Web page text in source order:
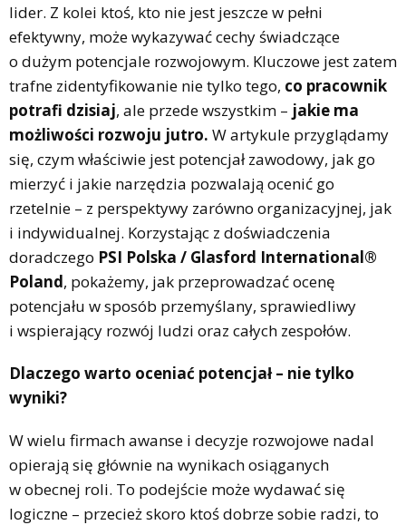
lider. Z kolei ktoś, kto nie jest jeszcze w pełni
efektywny, może wykazywać cechy świadczące
o dużym potencjale rozwojowym. Kluczowe jest zatem
trafne zidentyfikowanie nie tylko tego, co pracownik
potrafi dzisiaj, ale przede wszystkim – jakie ma
możliwości rozwoju jutro. W artykule przyglądamy
się, czym właściwie jest potencjał zawodowy, jak go
mierzyć i jakie narzędzia pozwalają ocenić go
rzetelnie – z perspektywy zarówno organizacyjnej, jak
i indywidualnej. Korzystając z doświadczenia
doradczego PSI Polska / Glasford International®
Poland, pokażemy, jak przeprowadzać ocenę
potencjału w sposób przemyślany, sprawiedliwy
i wspierający rozwój ludzi oraz całych zespołów.
Dlaczego warto oceniać potencjał – nie tylko
wyniki?
W wielu firmach awanse i decyzje rozwojowe nadal
opierają się głównie na wynikach osiąganych
w obecnej roli. To podejście może wydawać się
logiczne – przecież skoro ktoś dobrze sobie radzi, to